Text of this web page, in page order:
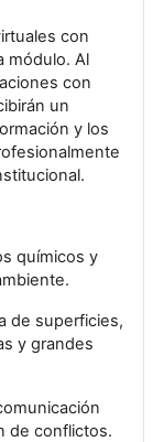
con
módulo. Al
con
un
y los
químicos y
de superficies,
y grandes
de conflictos.